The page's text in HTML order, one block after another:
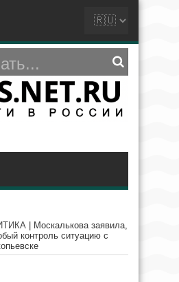
Москалькова заявила,
контроль ситуацию с